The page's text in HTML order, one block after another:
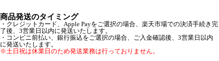
商品発送のタイミング
・クレジットカード、Apple Payをご選択の場合、楽天市場での決済手続き完
了後、3営業日以内に発送いたします。
・コンビニ前払い、銀行振込をご選択の場合、ご入金確認後、3営業日以内
に発送いたします。
※土日祝は休業日のため発送業務は行っておりません。